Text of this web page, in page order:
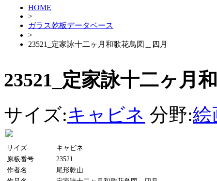
HOME
>
ガラス乾板データベース
>
23521_定家詠十二ヶ月和歌花鳥図＿四月
23521_定家詠十二ヶ月
サイズ:キャビネ 分野:絵
サイズ
キャビネ
原板番号
23521
作者名
尾形乾山